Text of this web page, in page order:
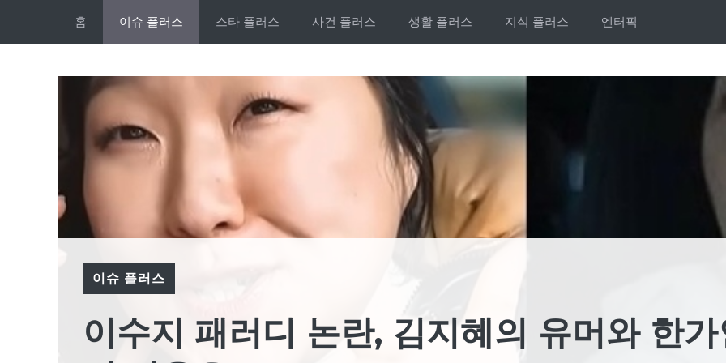
홈 이슈 플러스 스타 플러스 사건 플러스 생활 플러스 지식 플러스 엔터픽
이슈 플러스
이수지 패러디 논란, 김지혜의 유머와 한